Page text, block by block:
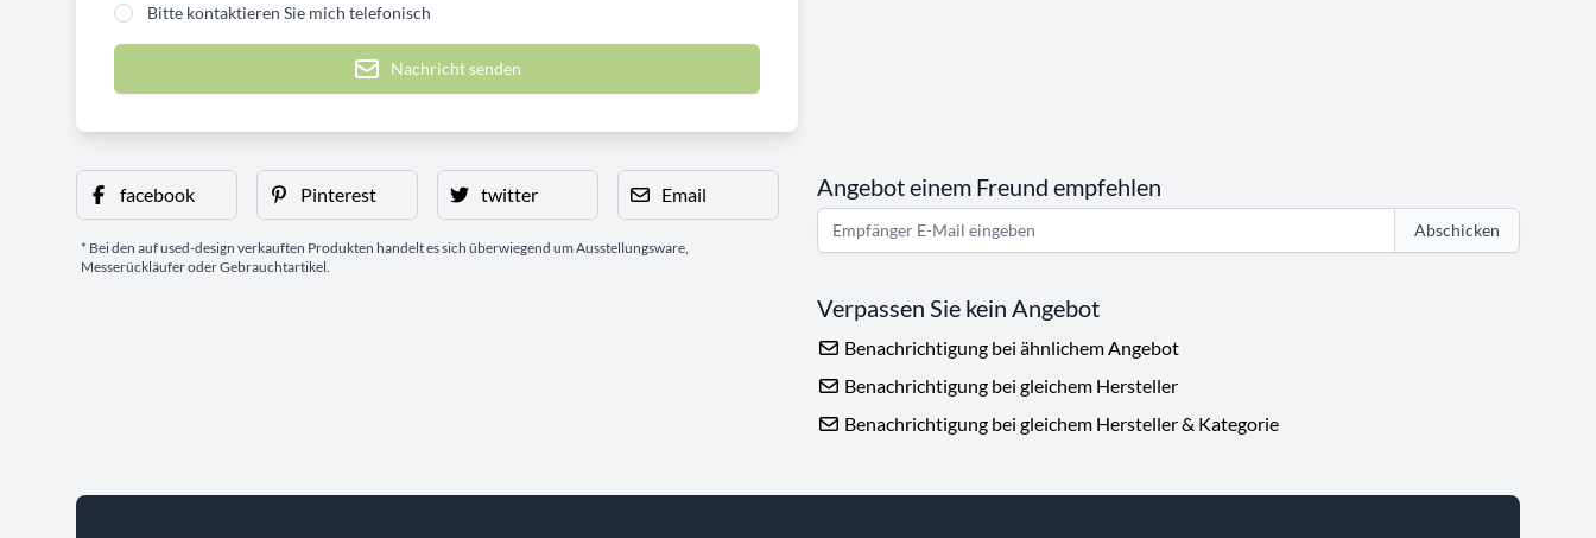
Bitte kontaktieren Sie mich telefonisch
Nachricht senden
facebook Pinterest twitter Email
* Bei den auf used-design verkauften Produkten handelt es sich überwiegend um Ausstellungsware,
Messerückläufer oder Gebrauchtartikel.
Angebot einem Freund empfehlen
Abschicken
Verpassen Sie kein Angebot
Benachrichtigung bei ähnlichem Angebot
Benachrichtigung bei gleichem Hersteller
Benachrichtigung bei gleichem Hersteller & Kategorie